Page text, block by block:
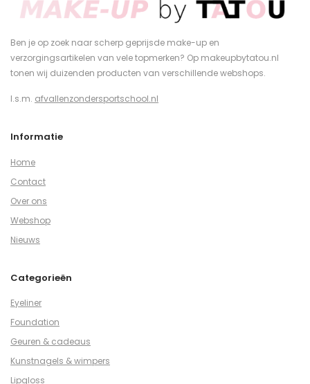
Ben je op zoek naar scherp geprijsde make-up en
verzorgingsartikelen van vele topmerken? Op makeupbytatou.nl
tonen wij duizenden producten van verschillende webshops.
I.s.m. afvallenzondersportschool.nl
Informatie
Home
Contact
Over ons
Webshop
Nieuws
Categorieën
Eyeliner
Foundation
Geuren & cadeaus
Kunstnagels & wimpers
Lipgloss